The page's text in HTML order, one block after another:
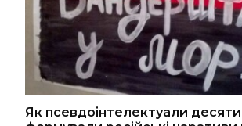
Як псевдоінтелектуали